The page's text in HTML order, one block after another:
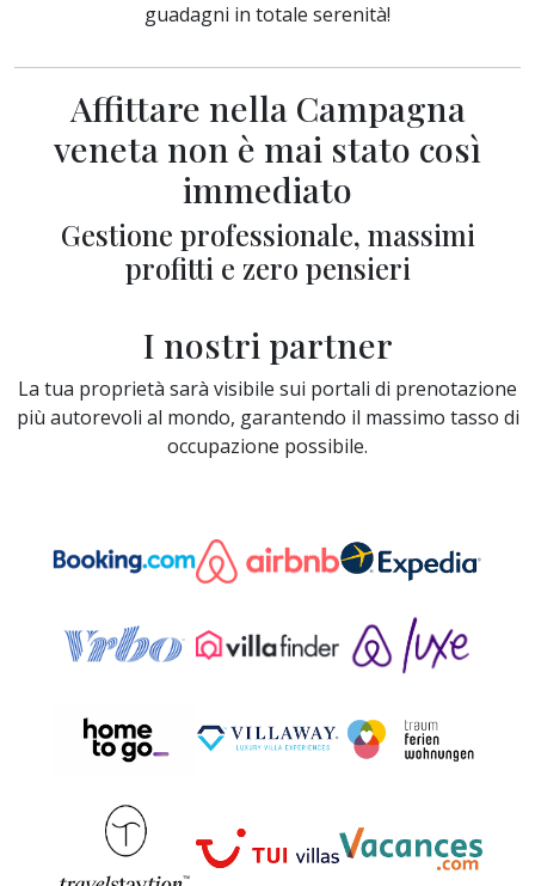
guadagni in totale serenità!
Affittare nella Campagna
veneta non è mai stato così
immediato
Gestione professionale, massimi
profitti e zero pensieri
I nostri partner
La tua proprietà sarà visibile sui portali di prenotazione
più autorevoli al mondo, garantendo il massimo tasso di
occupazione possibile.